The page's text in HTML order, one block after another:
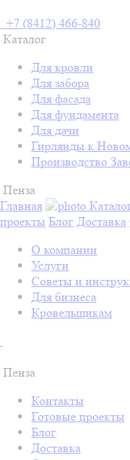
+7 (8412) 466-840
Каталог
Для кровли
Для забора
Для фасада
Для фундамента
Для дачи
Гирлянды к
Производство
Пенза
Главная
проекты Блог Доставка
О компании
Услуги
Советы и
Для бизнеса
Кровельщикам
Пенза
Контакты
Готовые проекты
Блог
Доставка